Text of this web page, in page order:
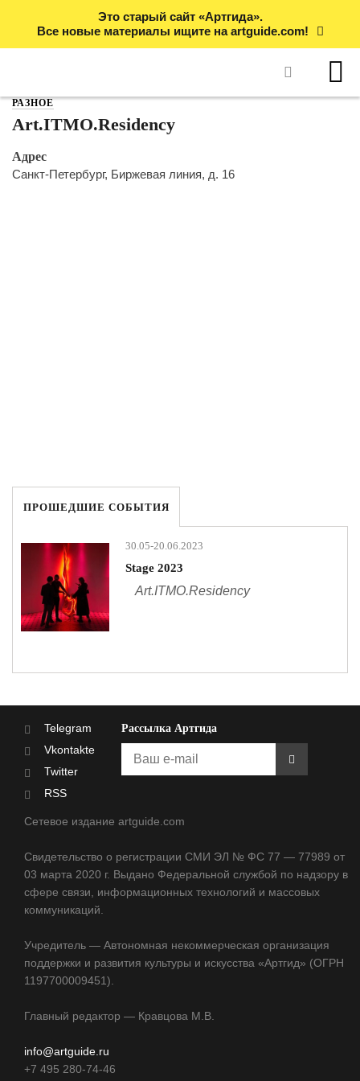
Это старый сайт «Артгида».
Все новые материалы ищите на artguide.com!
РАЗНОЕ
Art.ITMO.Residency
Адрес
Санкт-Петербург, Биржевая линия, д. 16
ПРОШЕДШИЕ СОБЫТИЯ
30.05-20.06.2023
Stage 2023
Art.ITMO.Residency
Telegram
Vkontakte
Twitter
RSS
Рассылка Артгида
Сетевое издание artguide.com
Свидетельство о регистрации СМИ ЭЛ № ФС 77 — 77989 от
03 марта 2020 г. Выдано Федеральной службой по надзору в
сфере связи, информационных технологий и массовых
коммуникаций.
Учредитель — Автономная некоммерческая организация
поддержки и развития культуры и искусства «Артгид» (ОГРН
1197700009451).
Главный редактор — Кравцова М.В.
info@artguide.ru
+7 495 280-74-46